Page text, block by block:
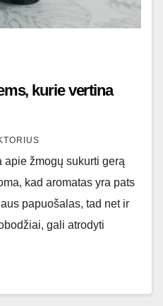
kurie vertina
apie žmogų sukurti gerą
kad aromatas yra pats
papuošalas, tad net ir
gali atrodyti